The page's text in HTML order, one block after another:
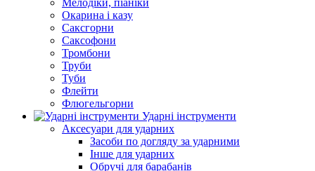
Мелодіки, піаніки
Окарина і казу
Саксгорни
Саксофони
Тромбони
Труби
Туби
Флейти
Флюгельгорни
Ударні інструменти
Аксесуари для ударних
Засоби по догляду за ударними
Інше для ударних
Обручі для барабанів